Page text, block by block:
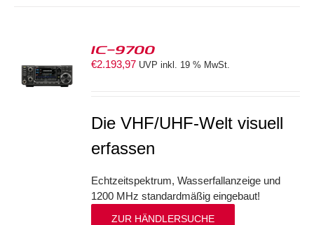
IC-9700
€2.193,97 UVP inkl. 19 % MwSt.
Die VHF/UHF-Welt visuell
erfassen
Echtzeitspektrum, Wasserfallanzeige und
1200 MHz standardmäßig eingebaut!
ZUR HÄNDLERSUCHE